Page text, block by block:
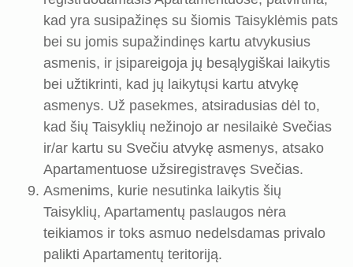
kad yra susipažinęs su šiomis Taisyklėmis pats
bei su jomis supažindinęs kartu atvykusius
asmenis, ir įsipareigoja jų besąlygiškai laikytis
bei užtikrinti, kad jų laikytųsi kartu atvykę
asmenys. Už pasekmes, atsiradusias dėl to,
kad šių Taisyklių nežinojo ar nesilaikė Svečias
ir/ar kartu su Svečiu atvykę asmenys, atsako
Apartamentuose užsiregistravęs Svečias.
Asmenims, kurie nesutinka laikytis šių
Taisyklių, Apartamentų paslaugos nėra
teikiamos ir toks asmuo nedelsdamas privalo
palikti Apartamentų teritoriją.